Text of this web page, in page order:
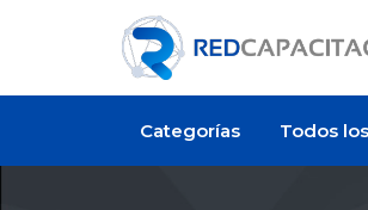
Categorías Todos